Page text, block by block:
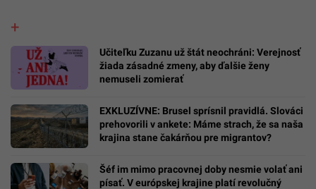
Učiteľku Zuzanu už štát neochráni: Verejnosť
žiada zásadné zmeny, aby ďalšie ženy
nemuseli zomierať
EXKLUZÍVNE: Brusel sprísnil pravidlá. Slováci
prehovorili v ankete: Máme strach, že sa naša
krajina stane čakárňou pre migrantov?
Šéf im mimo pracovnej doby nesmie volať ani
písať. V európskej krajine platí revolučný